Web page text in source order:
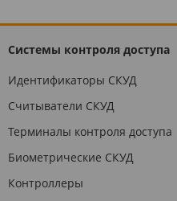
Системы контроля доступа
Идентификаторы СКУД
Считыватели СКУД
Терминалы контроля доступа
Биометрические СКУД
Контроллеры